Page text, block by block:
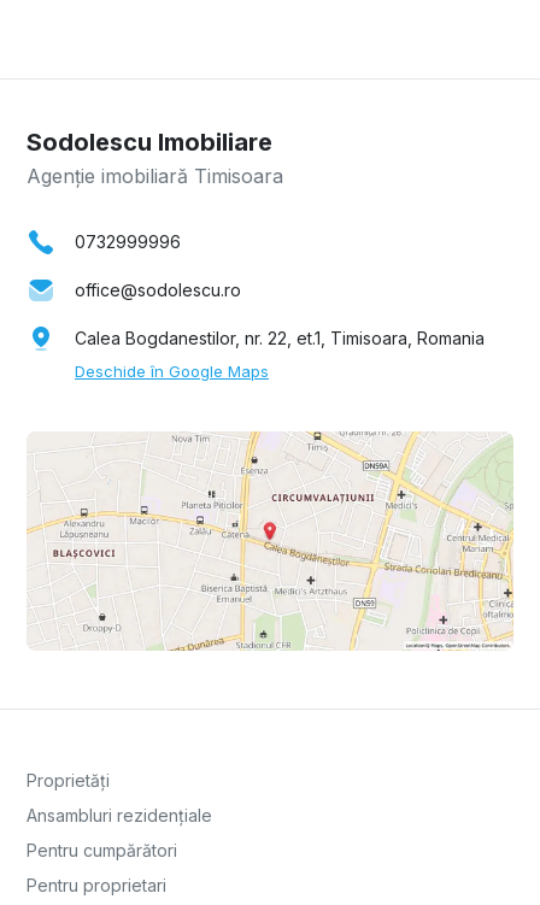
Sodolescu Imobiliare
Agenție imobiliară Timisoara
0732999996
office@sodolescu.ro
Calea Bogdanestilor, nr. 22, et.1, Timisoara, Romania
Deschide în Google Maps
Proprietăți
Ansambluri rezidențiale
Pentru cumpărători
Pentru proprietari